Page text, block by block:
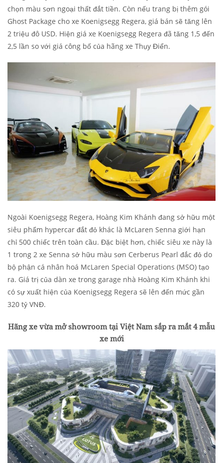
chọn màu sơn ngoại thất đắt tiền. Còn nếu trang bị thêm gói
Ghost Package cho xe Koenigsegg Regera, giá bán sẽ tăng lên
2 triệu đô USD. Hiện giá xe Koenigsegg Regera đã tăng 1,5 đến
2,5 lần so với giá công bố của hãng xe Thụy Điển.
Ngoài Koenigsegg Regera, Hoàng Kim Khánh đang sở hữu một
siêu phẩm hypercar đắt đỏ khác là McLaren Senna giới hạn
chỉ 500 chiếc trên toàn cầu. Đặc biệt hơn, chiếc siêu xe này là
1 trong 2 xe Senna sở hữu màu sơn Cerberus Pearl đắc đỏ do
bộ phận cá nhân hoá McLaren Special Operations (MSO) tạo
ra. Giá trị của dàn xe trong garage nhà Hoàng Kim Khánh khi
có sự xuất hiện của Koenigsegg Regera sẽ lên đến mức gần
320 tỷ VNĐ.
Hãng xe vừa mở showroom tại Việt Nam sắp ra mắt 4 mẫu
xe mới